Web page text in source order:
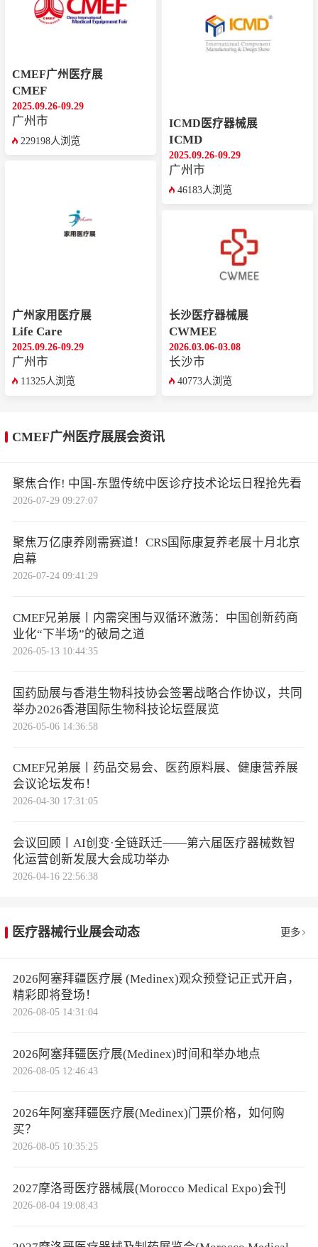
CMEF广州医疗展
CMEF
2025.09.26-09.29
广州市
229198人浏览
广州家用医疗展
Life Care
2025.09.26-09.29
广州市
11325人浏览
ICMD医疗器械展
ICMD
2025.09.26-09.29
广州市
46183人浏览
长沙医疗器械展
CWMEE
2026.03.06-03.08
长沙市
40773人浏览
CMEF广州医疗展展会资讯
聚焦合作! 中国-东盟传统中医诊疗技术论坛日程抢先看
2026-07-29 09:27:07
聚焦万亿康养刚需赛道！CRS国际康复养老展十月北京
启幕
2026-07-24 09:41:29
CMEF兄弟展丨内需突围与双循环激荡：中国创新药商
业化“下半场”的破局之道
2026-05-13 10:44:35
国药励展与香港生物科技协会签署战略合作协议，共同
举办2026香港国际生物科技论坛暨展览
2026-05-06 14:36:58
CMEF兄弟展丨药品交易会、医药原料展、健康营养展
会议论坛发布！
2026-04-30 17:31:05
会议回顾丨AI创变·全链跃迁——第六届医疗器械数智
化运营创新发展大会成功举办
2026-04-16 22:56:38
医疗器械行业展会动态 更多
2026阿塞拜疆医疗展 (Medinex)观众预登记正式开启，
精彩即将登场！
2026-08-05 14:31:04
2026阿塞拜疆医疗展(Medinex)时间和举办地点
2026-08-05 12:46:43
2026年阿塞拜疆医疗展(Medinex)门票价格，如何购
买？
2026-08-05 10:35:25
2027摩洛哥医疗器械展(Morocco Medical Expo)会刊
2026-08-04 19:08:43